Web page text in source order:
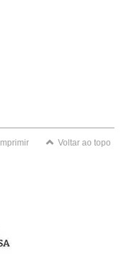
Imprimir Voltar ao topo